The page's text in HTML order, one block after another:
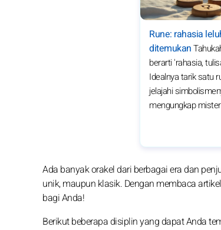
Rune: rahasia
ditemukan
berarti 'rahasia,
Idealnya tarik satu
jelajahi
mengungkap
Ada banyak orakel dari berbagai era dan
unik, maupun klasik. Dengan membaca
bagi Anda!
Berikut beberapa disiplin yang dapat Anda